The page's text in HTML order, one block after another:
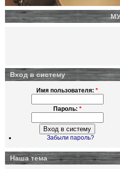
Вход в систему
Имя пользователя: *
Пароль: *
Забыли пароль?
Наша тема